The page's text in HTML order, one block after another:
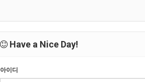
Have a Nice Day!
아이디